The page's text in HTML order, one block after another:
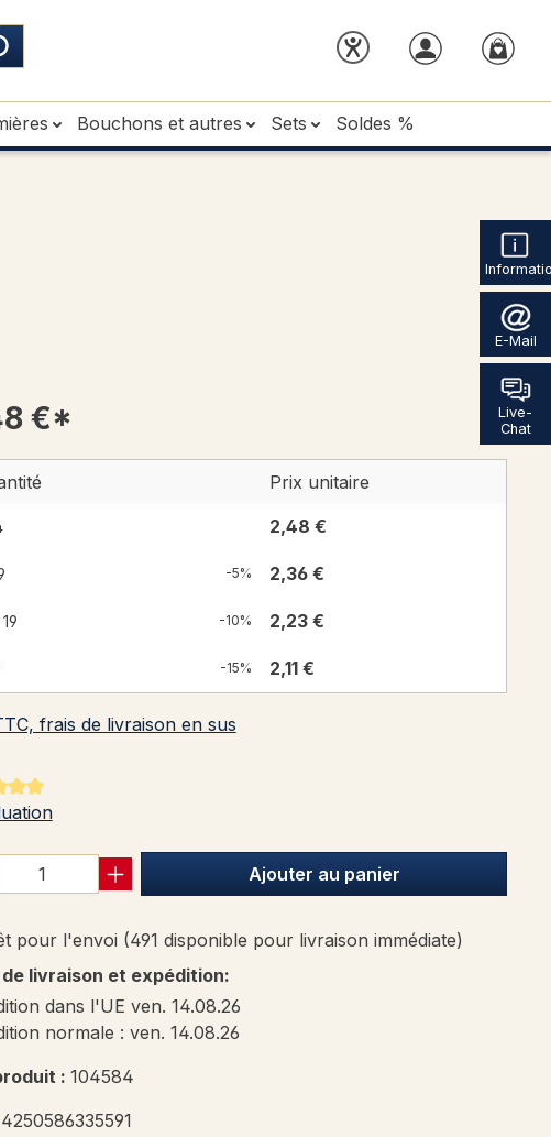
E-Mail
Live-
Chat
Bouchons et autres Sets Soldes %
€*
Prix unitaire
2,48 €
-5% 2,36 €
-10% 2,23 €
-15% 2,11 €
frais de livraison en sus
de 5 sur 5 étoiles
Ajouter au panier
pour l'envoi (491 disponible pour livraison immédiate)
de livraison et expédition:
dans l'UE ven. 14.08.26
normale : ven. 14.08.26
: 104584
4250586335591